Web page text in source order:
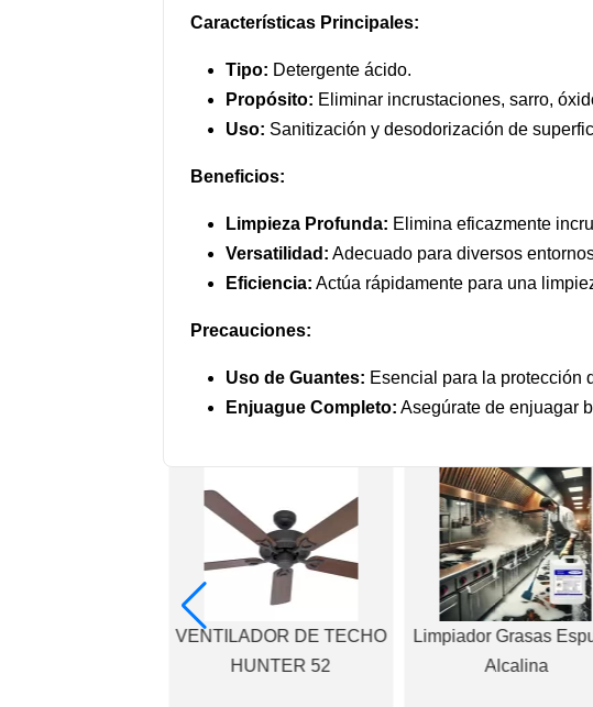
Características Principales:
Tipo: Detergente ácido.
Propósito: Eliminar incrustaciones, sarro,
Uso: Sanitización y desodorización de
Beneficios:
Limpieza Profunda: Elimina eficazmente
Versatilidad: Adecuado para diversos
Eficiencia: Actúa rápidamente para una
Precauciones:
Uso de Guantes: Esencial para la protección
Enjuague Completo: Asegúrate de enjuagar
VENTILADOR DE TECHO
HUNTER 52
Limpiador Grasas
Alcalina